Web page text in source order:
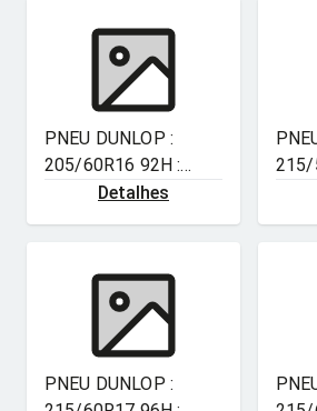
PNEU DUNLOP :
205/60R16 92H :
GRANDTREK AT5
Detalhes
215/
PNEU DUNLOP :